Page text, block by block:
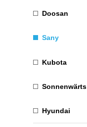
Doosan
Sany
Kubota
Sonnenwärts
Hyundai